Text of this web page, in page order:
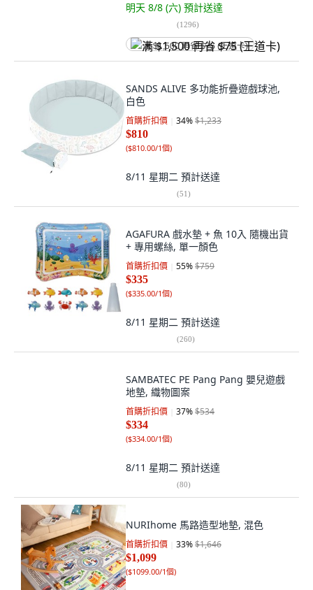
明天 8/8 (六) 預計送達
(1296)
满 $1,500 再省 $75 (王道卡)
SANDS ALIVE 多功能折疊遊戲球池,
白色
首購折扣價 34%$1,233
$810
($810.00/1個)
8/11 星期二 預計送達
(51)
AGAFURA 戲水墊 + 魚 10入 隨機出貨
+ 專用螺絲, 單一顏色
首購折扣價 55%$759
$335
($335.00/1個)
8/11 星期二 預計送達
(260)
SAMBATEC PE Pang Pang 嬰兒遊戲
地墊, 織物圖案
首購折扣價 37%$534
$334
($334.00/1個)
8/11 星期二 預計送達
(80)
NURIhome 馬路造型地墊, 混色
首購折扣價 33%$1,646
$1,099
($1099.00/1個)